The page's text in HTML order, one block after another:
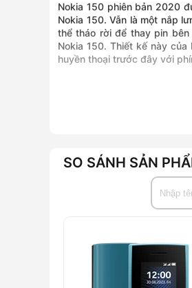
Nokia 150 phiên bản 2020
Nokia 150. Vẫn là một nắp
thể tháo rời để thay pin
Nokia 150. Thiết kế này
huyền thoại trước đây với
SO SÁNH SẢN